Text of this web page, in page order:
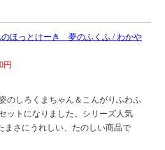
のほっとけーき 夢のふくふ / わかや
円
のしろくまちゃん＆こんがりふわふ
ットになりました。シリーズ人気
まさにうれしい、たのしい商品で